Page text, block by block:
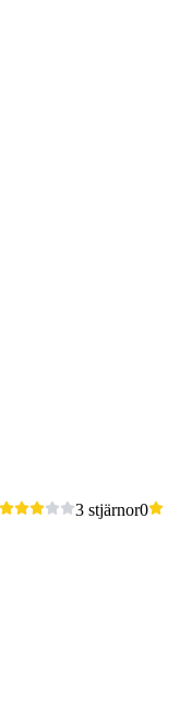
3 stjärnor0